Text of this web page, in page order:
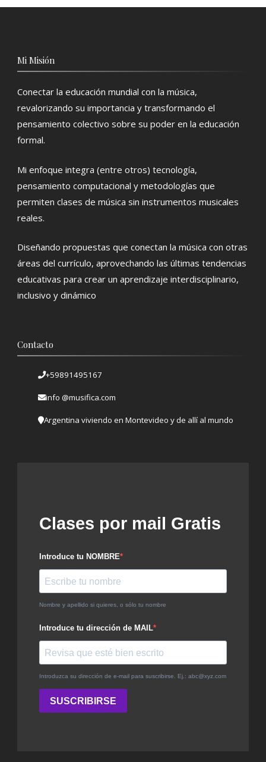
Mi Misión
Conectar la educación mundial con la música,
revalorizando su importancia y transformando el
pensamiento colectivo sobre su poder en la educación
formal.
Mi enfoque integra (entre otros) tecnología,
pensamiento computacional y metodologías que
permiten clases de música sin instrumentos musicales
reales.
Diseñando propuestas que conectan la música con otras
áreas del currículo, aprovechando las últimas tendencias
educativas para crear un aprendizaje interdisciplinario,
inclusivo y dinámico
Contacto
+59891495167
info @musifica.com
Argentina viviendo en Montevideo y de allí al mundo